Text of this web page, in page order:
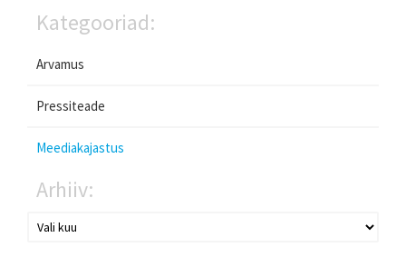
Kategooriad:
Arvamus
Pressiteade
Meediakajastus
Arhiiv: